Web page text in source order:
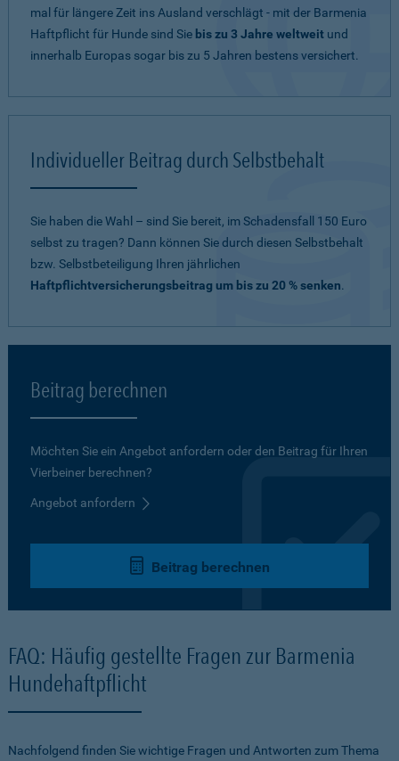
mal für längere Zeit ins Ausland verschlägt - mit der Barmenia
Haftpflicht für Hunde sind Sie bis zu 3 Jahre weltweit und
innerhalb Europas sogar bis zu 5 Jahren bestens versichert.
Individueller Beitrag durch Selbstbehalt
Sie haben die Wahl – sind Sie bereit, im Schadensfall 150 Euro
selbst zu tragen? Dann können Sie durch diesen Selbstbehalt
bzw. Selbstbeteiligung Ihren jährlichen
Haftpflichtversicherungsbeitrag um bis zu 20 % senken.
Beitrag berechnen
Möchten Sie ein Angebot anfordern oder den Beitrag für Ihren
Vierbeiner berechnen?
Angebot anfordern
Beitrag berechnen
FAQ: Häufig gestellte Fragen zur Barmenia
Hundehaftpflicht
Nachfolgend finden Sie wichtige Fragen und Antworten zum Thema